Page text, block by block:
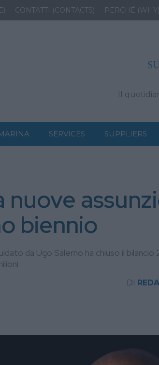
CONTATTI (CONTACTS) PERCHÉ (WHY)
Il
SERVICES SUPPLIERS
nuove
biennio
da Ugo Salerno ha chiuso il bilancio
DI